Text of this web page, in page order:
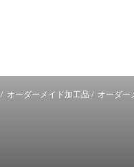
/ オーダーメイド加工品 / オーダー